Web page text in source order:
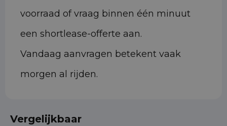
voorraad of vraag binnen één minuut
een shortlease-offerte aan.
Vandaag aanvragen betekent vaak
morgen al rijden.
Vergelijkbaar